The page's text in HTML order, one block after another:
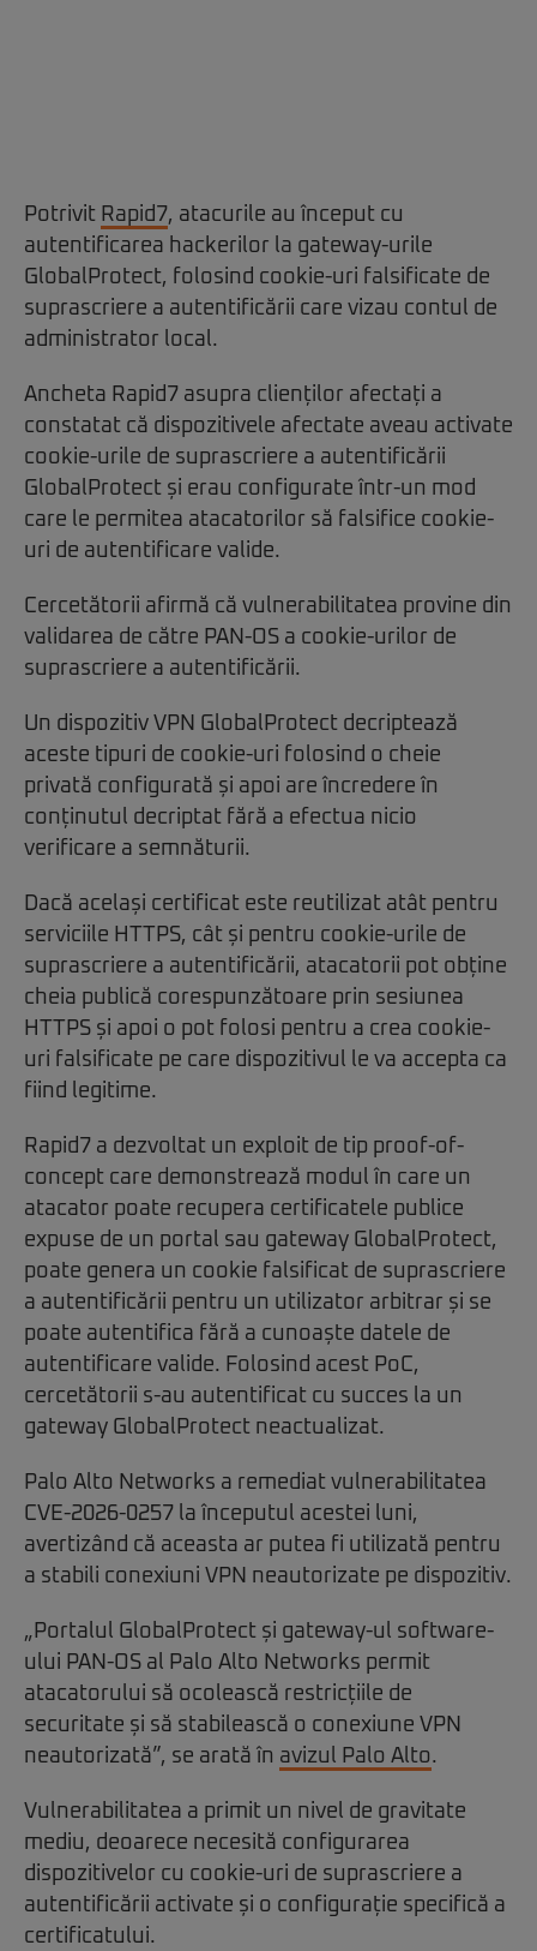
Potrivit Rapid7, atacurile au început cu
autentificarea hackerilor la gateway-urile
GlobalProtect, folosind cookie-uri falsificate de
suprascriere a autentificării care vizau contul de
administrator local.
Ancheta Rapid7 asupra clienților afectați a
constatat că dispozitivele afectate aveau activate
cookie-urile de suprascriere a autentificării
GlobalProtect și erau configurate într-un mod
care le permitea atacatorilor să falsifice cookie-
uri de autentificare valide.
Cercetătorii afirmă că vulnerabilitatea provine din
validarea de către PAN-OS a cookie-urilor de
suprascriere a autentificării.
Un dispozitiv VPN GlobalProtect decriptează
aceste tipuri de cookie-uri folosind o cheie
privată configurată și apoi are încredere în
conținutul decriptat fără a efectua nicio
verificare a semnăturii.
Dacă același certificat este reutilizat atât pentru
serviciile HTTPS, cât și pentru cookie-urile de
suprascriere a autentificării, atacatorii pot obține
cheia publică corespunzătoare prin sesiunea
HTTPS și apoi o pot folosi pentru a crea cookie-
uri falsificate pe care dispozitivul le va accepta ca
fiind legitime.
Rapid7 a dezvoltat un exploit de tip proof-of-
concept care demonstrează modul în care un
atacator poate recupera certificatele publice
expuse de un portal sau gateway GlobalProtect,
poate genera un cookie falsificat de suprascriere
a autentificării pentru un utilizator arbitrar și se
poate autentifica fără a cunoaște datele de
autentificare valide. Folosind acest PoC,
cercetătorii s-au autentificat cu succes la un
gateway GlobalProtect neactualizat.
Palo Alto Networks a remediat vulnerabilitatea
CVE-2026-0257 la începutul acestei luni,
avertizând că aceasta ar putea fi utilizată pentru
a stabili conexiuni VPN neautorizate pe dispozitiv.
„Portalul GlobalProtect și gateway-ul software-
ului PAN-OS al Palo Alto Networks permit
atacatorului să ocolească restricțiile de
securitate și să stabilească o conexiune VPN
neautorizată”, se arată în avizul Palo Alto.
Vulnerabilitatea a primit un nivel de gravitate
mediu, deoarece necesită configurarea
dispozitivelor cu cookie-uri de suprascriere a
autentificării activate și o configurație specifică a
certificatului.